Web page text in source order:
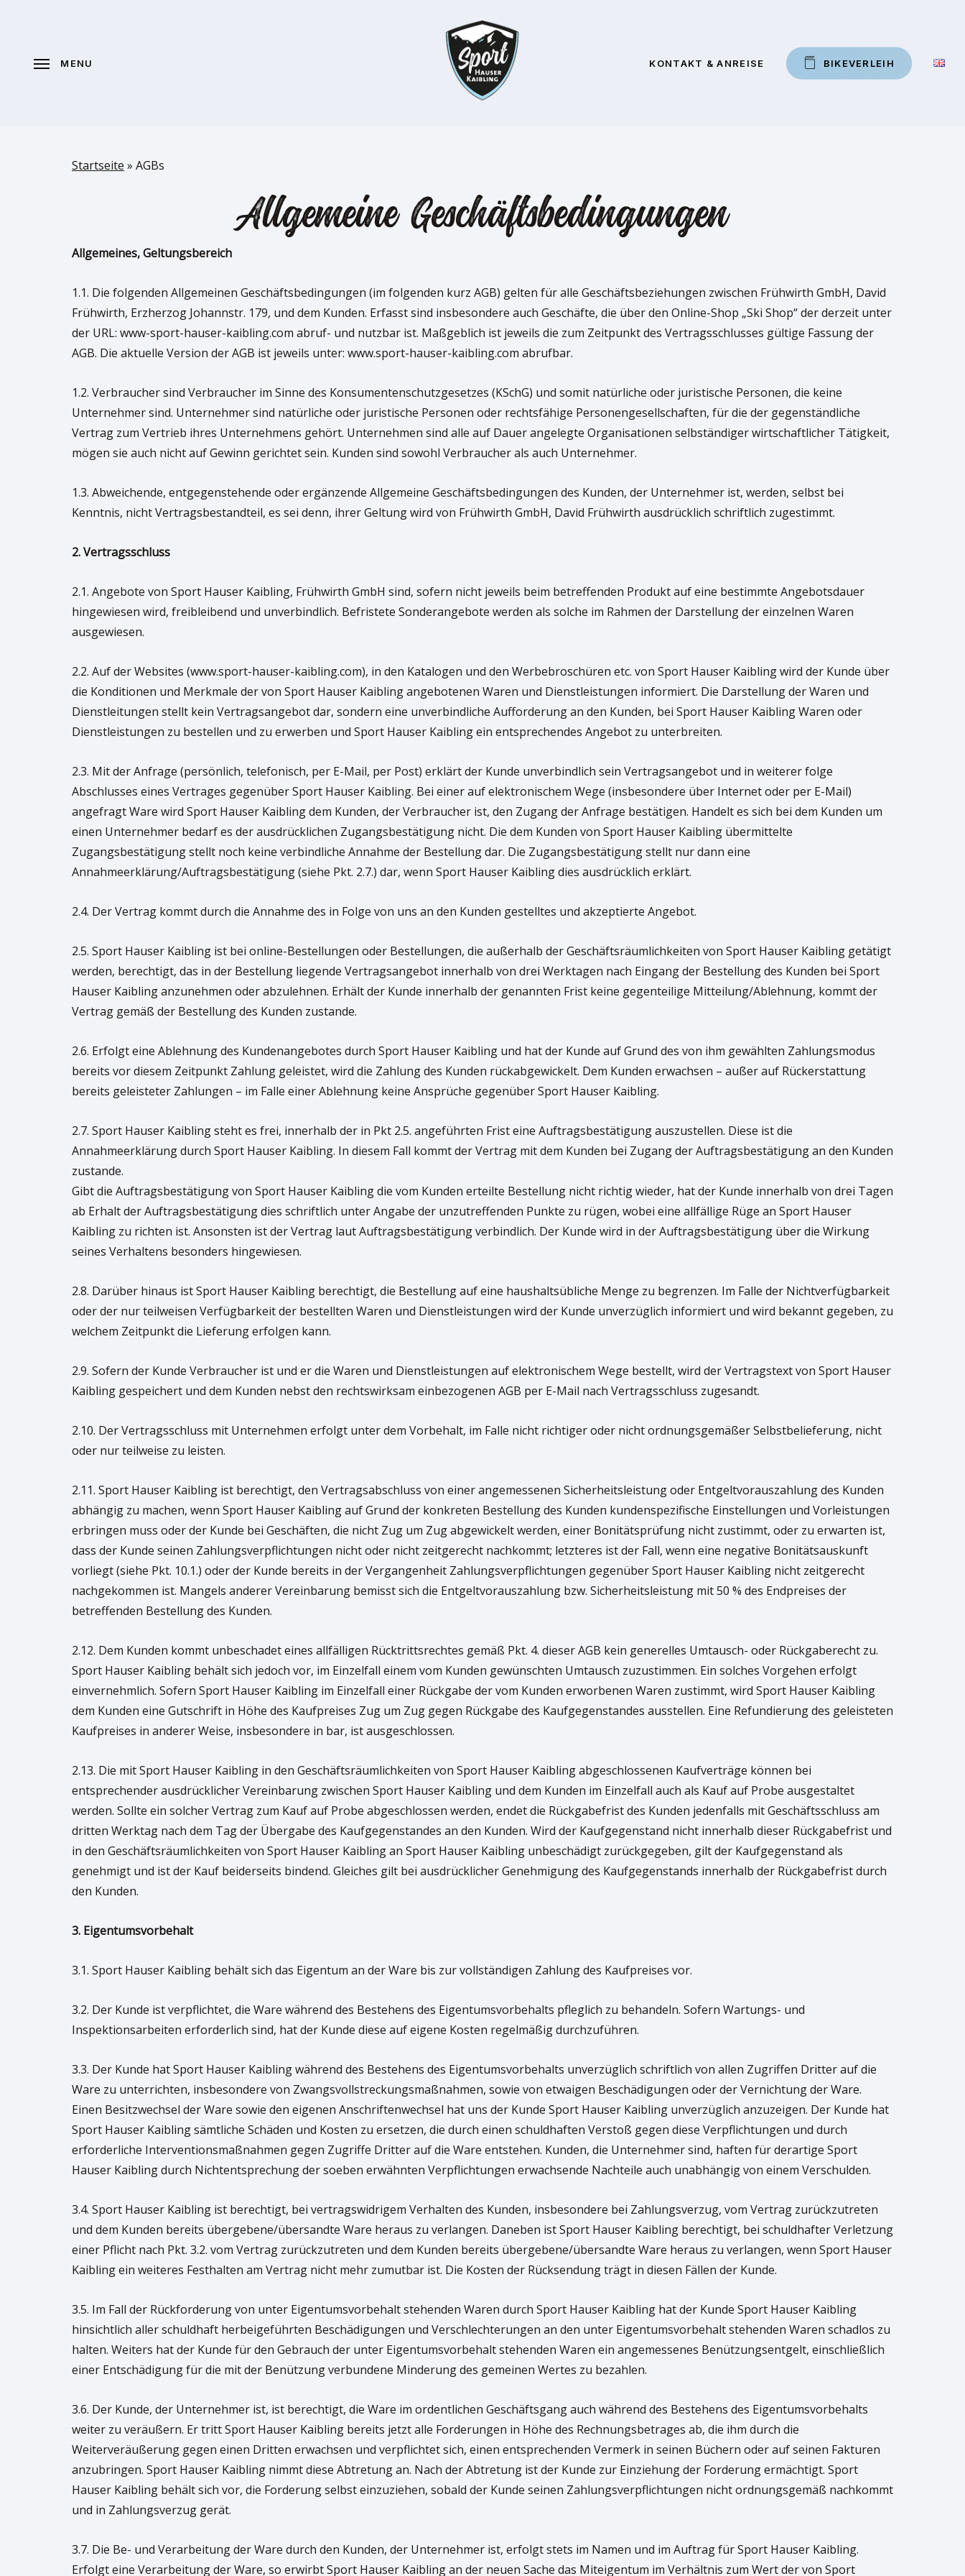
content
MENU KONTAKT & ANREISE BIKEVER LEI H
Startseite » AGBs
Allgemeine Geschäftsbedingungen
Allgemeines, Geltungsbereich
1.1. Die folgenden Allgemeinen Geschäftsbedingungen (im folgenden kurz AGB) gelten für alle Geschäftsbeziehungen zwischen Frühwirth GmbH, David
Frühwirth, Erzherzog Johannstr. 179, und dem Kunden. Erfasst sind insbesondere auch Geschäfte, die über den Online-Shop „Ski Shop“ der derzeit unter
der URL: www-sport-hauser-kaibling.com abruf- und nutzbar ist. Maßgeblich ist jeweils die zum Zeitpunkt des Vertragsschlusses gültige Fassung der
AGB. Die aktuelle Version der AGB ist jeweils unter: www.sport-hauser-kaibling.com abrufbar.
1.2. Verbraucher sind Verbraucher im Sinne des Konsumentenschutzgesetzes (KSchG) und somit natürliche oder juristische Personen, die keine
Unternehmer sind. Unternehmer sind natürliche oder juristische Personen oder rechtsfähige Personengesellschaften, für die der gegenständliche
Vertrag zum Vertrieb ihres Unternehmens gehört. Unternehmen sind alle auf Dauer angelegte Organisationen selbständiger wirtschaftlicher Tätigkeit,
mögen sie auch nicht auf Gewinn gerichtet sein. Kunden sind sowohl Verbraucher als auch Unternehmer.
1.3. Abweichende, entgegenstehende oder ergänzende Allgemeine Geschäftsbedingungen des Kunden, der Unternehmer ist, werden, selbst bei
Kenntnis, nicht Vertragsbestandteil, es sei denn, ihrer Geltung wird von Frühwirth GmbH, David Frühwirth ausdrücklich schriftlich zugestimmt.
2. Vertragsschluss
2.1. Angebote von Sport Hauser Kaibling, Frühwirth GmbH sind, sofern nicht jeweils beim betreffenden Produkt auf eine bestimmte Angebotsdauer
hingewiesen wird, freibleibend und unverbindlich. Befristete Sonderangebote werden als solche im Rahmen der Darstellung der einzelnen Waren
ausgewiesen.
2.2. Auf der Websites (www.sport-hauser-kaibling.com), in den Katalogen und den Werbebroschüren etc. von Sport Hauser Kaibling wird der Kunde über
die Konditionen und Merkmale der von Sport Hauser Kaibling angebotenen Waren und Dienstleistungen informiert. Die Darstellung der Waren und
Dienstleitungen stellt kein Vertragsangebot dar, sondern eine unverbindliche Aufforderung an den Kunden, bei Sport Hauser Kaibling Waren oder
Dienstleistungen zu bestellen und zu erwerben und Sport Hauser Kaibling ein entsprechendes Angebot zu unterbreiten.
2.3. Mit der Anfrage (persönlich, telefonisch, per E-Mail, per Post) erklärt der Kunde unverbindlich sein Vertragsangebot und in weiterer folge
Abschlusses eines Vertrages gegenüber Sport Hauser Kaibling. Bei einer auf elektronischem Wege (insbesondere über Internet oder per E-Mail)
angefragt Ware wird Sport Hauser Kaibling dem Kunden, der Verbraucher ist, den Zugang der Anfrage bestätigen. Handelt es sich bei dem Kunden um
einen Unternehmer bedarf es der ausdrücklichen Zugangsbestätigung nicht. Die dem Kunden von Sport Hauser Kaibling übermittelte
Zugangsbestätigung stellt noch keine verbindliche Annahme der Bestellung dar. Die Zugangsbestätigung stellt nur dann eine
Annahmeerklärung/Auftragsbestätigung (siehe Pkt. 2.7.) dar, wenn Sport Hauser Kaibling dies ausdrücklich erklärt.
2.4. Der Vertrag kommt durch die Annahme des in Folge von uns an den Kunden gestelltes und akzeptierte Angebot.
2.5. Sport Hauser Kaibling ist bei online-Bestellungen oder Bestellungen, die außerhalb der Geschäftsräumlichkeiten von Sport Hauser Kaibling getätigt
werden, berechtigt, das in der Bestellung liegende Vertragsangebot innerhalb von drei Werktagen nach Eingang der Bestellung des Kunden bei Sport
Hauser Kaibling anzunehmen oder abzulehnen. Erhält der Kunde innerhalb der genannten Frist keine gegenteilige Mitteilung/Ablehnung, kommt der
Vertrag gemäß der Bestellung des Kunden zustande.
2.6. Erfolgt eine Ablehnung des Kundenangebotes durch Sport Hauser Kaibling und hat der Kunde auf Grund des von ihm gewählten Zahlungsmodus
bereits vor diesem Zeitpunkt Zahlung geleistet, wird die Zahlung des Kunden rückabgewickelt. Dem Kunden erwachsen – außer auf Rückerstattung
bereits geleisteter Zahlungen – im Falle einer Ablehnung keine Ansprüche gegenüber Sport Hauser Kaibling.
2.7. Sport Hauser Kaibling steht es frei, innerhalb der in Pkt 2.5. angeführten Frist eine Auftragsbestätigung auszustellen. Diese ist die
Annahmeerklärung durch Sport Hauser Kaibling. In diesem Fall kommt der Vertrag mit dem Kunden bei Zugang der Auftragsbestätigung an den Kunden
zustande.
Gibt die Auftragsbestätigung von Sport Hauser Kaibling die vom Kunden erteilte Bestellung nicht richtig wieder, hat der Kunde innerhalb von drei Tagen
ab Erhalt der Auftragsbestätigung dies schriftlich unter Angabe der unzutreffenden Punkte zu rügen, wobei eine allfällige Rüge an Sport Hauser
Kaibling zu richten ist. Ansonsten ist der Vertrag laut Auftragsbestätigung verbindlich. Der Kunde wird in der Auftragsbestätigung über die Wirkung
seines Verhaltens besonders hingewiesen.
2.8. Darüber hinaus ist Sport Hauser Kaibling berechtigt, die Bestellung auf eine haushaltsübliche Menge zu begrenzen. Im Falle der Nichtverfügbarkeit
oder der nur teilweisen Verfügbarkeit der bestellten Waren und Dienstleistungen wird der Kunde unverzüglich informiert und wird bekannt gegeben, zu
welchem Zeitpunkt die Lieferung erfolgen kann.
2.9. Sofern der Kunde Verbraucher ist und er die Waren und Dienstleistungen auf elektronischem Wege bestellt, wird der Vertragstext von Sport Hauser
Kaibling gespeichert und dem Kunden nebst den rechtswirksam einbezogenen AGB per E-Mail nach Vertragsschluss zugesandt.
2.10. Der Vertragsschluss mit Unternehmen erfolgt unter dem Vorbehalt, im Falle nicht richtiger oder nicht ordnungsgemäßer Selbstbelieferung, nicht
oder nur teilweise zu leisten.
2.11. Sport Hauser Kaibling ist berechtigt, den Vertragsabschluss von einer angemessenen Sicherheitsleistung oder Entgeltvorauszahlung des Kunden
abhängig zu machen, wenn Sport Hauser Kaibling auf Grund der konkreten Bestellung des Kunden kundenspezifische Einstellungen und Vorleistungen
erbringen muss oder der Kunde bei Geschäften, die nicht Zug um Zug abgewickelt werden, einer Bonitätsprüfung nicht zustimmt, oder zu erwarten ist,
dass der Kunde seinen Zahlungsverpflichtungen nicht oder nicht zeitgerecht nachkommt; letzteres ist der Fall, wenn eine negative Bonitätsauskunft
vorliegt (siehe Pkt. 10.1.) oder der Kunde bereits in der Vergangenheit Zahlungsverpflichtungen gegenüber Sport Hauser Kaibling nicht zeitgerecht
nachgekommen ist. Mangels anderer Vereinbarung bemisst sich die Entgeltvorauszahlung bzw. Sicherheitsleistung mit 50 % des Endpreises der
betreffenden Bestellung des Kunden.
2.12. Dem Kunden kommt unbeschadet eines allfälligen Rücktrittsrechtes gemäß Pkt. 4. dieser AGB kein generelles Umtausch- oder Rückgaberecht zu.
Sport Hauser Kaibling behält sich jedoch vor, im Einzelfall einem vom Kunden gewünschten Umtausch zuzustimmen. Ein solches Vorgehen erfolgt
einvernehmlich. Sofern Sport Hauser Kaibling im Einzelfall einer Rückgabe der vom Kunden erworbenen Waren zustimmt, wird Sport Hauser Kaibling
dem Kunden eine Gutschrift in Höhe des Kaufpreises Zug um Zug gegen Rückgabe des Kaufgegenstandes ausstellen. Eine Refundierung des geleisteten
Kaufpreises in anderer Weise, insbesondere in bar, ist ausgeschlossen.
2.13. Die mit Sport Hauser Kaibling in den Geschäftsräumlichkeiten von Sport Hauser Kaibling abgeschlossenen Kaufverträge können bei
entsprechender ausdrücklicher Vereinbarung zwischen Sport Hauser Kaibling und dem Kunden im Einzelfall auch als Kauf auf Probe ausgestaltet
werden. Sollte ein solcher Vertrag zum Kauf auf Probe abgeschlossen werden, endet die Rückgabefrist des Kunden jedenfalls mit Geschäftsschluss am
dritten Werktag nach dem Tag der Übergabe des Kaufgegenstandes an den Kunden. Wird der Kaufgegenstand nicht innerhalb dieser Rückgabefrist und
in den Geschäftsräumlichkeiten von Sport Hauser Kaibling an Sport Hauser Kaibling unbeschädigt zurückgegeben, gilt der Kaufgegenstand als
genehmigt und ist der Kauf beiderseits bindend. Gleiches gilt bei ausdrücklicher Genehmigung des Kaufgegenstands innerhalb der Rückgabefrist durch
den Kunden.
3. Eigentumsvorbehalt
3.1. Sport Hauser Kaibling behält sich das Eigentum an der Ware bis zur vollständigen Zahlung des Kaufpreises vor.
3.2. Der Kunde ist verpflichtet, die Ware während des Bestehens des Eigentumsvorbehalts pfleglich zu behandeln. Sofern Wartungs- und
Inspektionsarbeiten erforderlich sind, hat der Kunde diese auf eigene Kosten regelmäßig durchzuführen.
3.3. Der Kunde hat Sport Hauser Kaibling während des Bestehens des Eigentumsvorbehalts unverzüglich schriftlich von allen Zugriffen Dritter auf die
Ware zu unterrichten, insbesondere von Zwangsvollstreckungsmaßnahmen, sowie von etwaigen Beschädigungen oder der Vernichtung der Ware.
Einen Besitzwechsel der Ware sowie den eigenen Anschriftenwechsel hat uns der Kunde Sport Hauser Kaibling unverzüglich anzuzeigen. Der Kunde hat
Sport Hauser Kaibling sämtliche Schäden und Kosten zu ersetzen, die durch einen schuldhaften Verstoß gegen diese Verpflichtungen und durch
erforderliche Interventionsmaßnahmen gegen Zugriffe Dritter auf die Ware entstehen. Kunden, die Unternehmer sind, haften für derartige Sport
Hauser Kaibling durch Nichtentsprechung der soeben erwähnten Verpflichtungen erwachsende Nachteile auch unabhängig von einem Verschulden.
3.4. Sport Hauser Kaibling ist berechtigt, bei vertragswidrigem Verhalten des Kunden, insbesondere bei Zahlungsverzug, vom Vertrag zurückzutreten
und dem Kunden bereits übergebene/übersandte Ware heraus zu verlangen. Daneben ist Sport Hauser Kaibling berechtigt, bei schuldhafter Verletzung
einer Pflicht nach Pkt. 3.2. vom Vertrag zurückzutreten und dem Kunden bereits übergebene/übersandte Ware heraus zu verlangen, wenn Sport Hauser
Kaibling ein weiteres Festhalten am Vertrag nicht mehr zumutbar ist. Die Kosten der Rücksendung trägt in diesen Fällen der Kunde.
3.5. Im Fall der Rückforderung von unter Eigentumsvorbehalt stehenden Waren durch Sport Hauser Kaibling hat der Kunde Sport Hauser Kaibling
hinsichtlich aller schuldhaft herbeigeführten Beschädigungen und Verschlechterungen an den unter Eigentumsvorbehalt stehenden Waren schadlos zu
halten. Weiters hat der Kunde für den Gebrauch der unter Eigentumsvorbehalt stehenden Waren ein angemessenes Benützungsentgelt, einschließlich
einer Entschädigung für die mit der Benützung verbundene Minderung des gemeinen Wertes zu bezahlen.
3.6. Der Kunde, der Unternehmer ist, ist berechtigt, die Ware im ordentlichen Geschäftsgang auch während des Bestehens des Eigentumsvorbehalts
weiter zu veräußern. Er tritt Sport Hauser Kaibling bereits jetzt alle Forderungen in Höhe des Rechnungsbetrages ab, die ihm durch die
Weiterveräußerung gegen einen Dritten erwachsen und verpflichtet sich, einen entsprechenden Vermerk in seinen Büchern oder auf seinen Fakturen
anzubringen. Sport Hauser Kaibling nimmt diese Abtretung an. Nach der Abtretung ist der Kunde zur Einziehung der Forderung ermächtigt. Sport
Hauser Kaibling behält sich vor, die Forderung selbst einzuziehen, sobald der Kunde seinen Zahlungsverpflichtungen nicht ordnungsgemäß nachkommt
und in Zahlungsverzug gerät.
3.7. Die Be- und Verarbeitung der Ware durch den Kunden, der Unternehmer ist, erfolgt stets im Namen und im Auftrag für Sport Hauser Kaibling.
Erfolgt eine Verarbeitung der Ware, so erwirbt Sport Hauser Kaibling an der neuen Sache das Miteigentum im Verhältnis zum Wert der von Sport